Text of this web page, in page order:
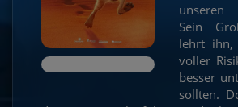
unseren
Sein
lehrt ihn,
voller
besser
sollten.